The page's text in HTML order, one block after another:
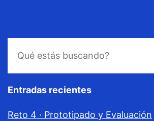
Entradas recientes
Reto 4 · Prototipado y Evaluación